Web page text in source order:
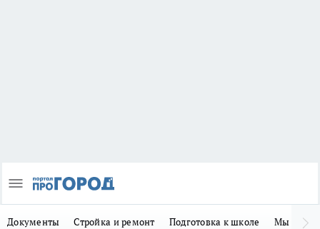
Документы Стройка и ремонт Подготовка к школе Мы в MAX